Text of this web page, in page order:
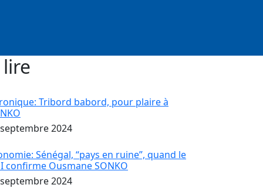
Tribord babord, pour plaire à
2024
Sénégal, “pays en ruine”, quand le
confirme Ousmane SONKO
2024